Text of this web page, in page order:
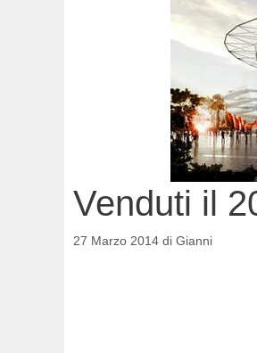
Venduti il
27 Marzo 2014 di Gianni